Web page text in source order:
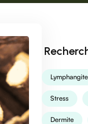
Lymphangite
Stress
Dermite